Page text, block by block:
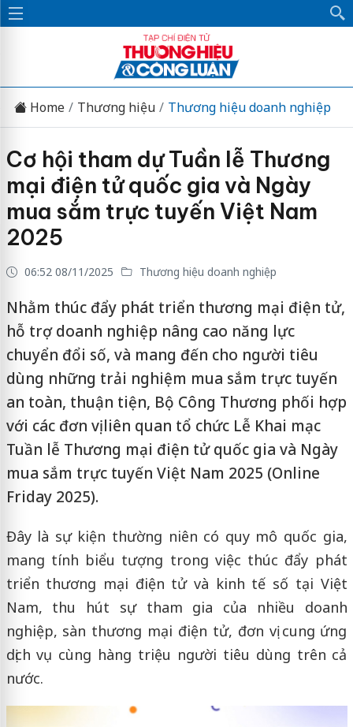
Home Thương hiệu Thương hiệu doanh nghiệp
Cơ hội tham dự Tuần lễ Thương
mại điện tử quốc gia và Ngày
mua sắm trực tuyến Việt Nam
2025
06:52 08/11/2025 Thương hiệu doanh nghiệp
Nhằm thúc đẩy phát triển thương mại điện tử,
hỗ trợ doanh nghiệp nâng cao năng lực
chuyển đổi số, và mang đến cho người tiêu
dùng những trải nghiệm mua sắm trực tuyến
an toàn, thuận tiện, Bộ Công Thương phối hợp
với các đơn vị liên quan tổ chức Lễ Khai mạc
Tuần lễ Thương mại điện tử quốc gia và Ngày
mua sắm trực tuyến Việt Nam 2025 (Online
Friday 2025).
Đây là sự kiện thường niên có quy mô quốc gia,
mang tính biểu tượng trong việc thúc đẩy phát
triển thương mại điện tử và kinh tế số tại Việt
Nam, thu hút sự tham gia của nhiều doanh
nghiệp, sàn thương mại điện tử, đơn vị cung ứng
dịch vụ cùng hàng triệu người tiêu dùng trên cả
nước.